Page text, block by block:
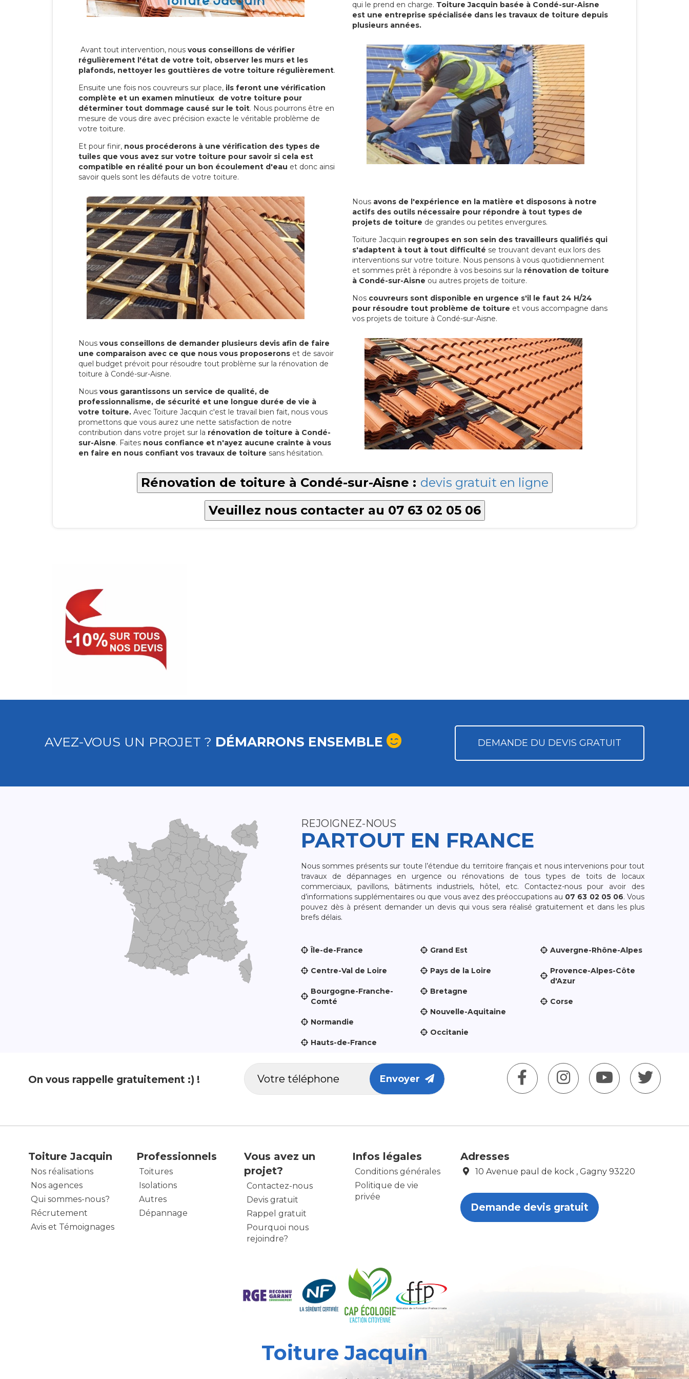
qui le prend en charge. Toiture Jacquin basée à Condé-sur-Aisne
est une entreprise spécialisée dans les travaux de toiture depuis
plusieurs années.
Avant tout intervention, nous vous conseillons de vérifier
régulièrement l'état de votre toit, observer les murs et les
plafonds, nettoyer les gouttières de votre toiture régulièrement.
Ensuite une fois nos couvreurs sur place, ils feront une vérification
complète et un examen minutieux de votre toiture pour
déterminer tout dommage causé sur le toit. Nous pourrons être en
mesure de vous dire avec précision exacte le véritable problème de
votre toiture.
Et pour finir, nous procéderons à une vérification des types de
tuiles que vous avez sur votre toiture pour savoir si cela est
compatible en réalité pour un bon écoulement d'eau et donc ainsi
savoir quels sont les défauts de votre toiture.
Nous avons de l'expérience en la matière et disposons à notre
actifs des outils nécessaire pour répondre à tout types de
projets de toiture de grandes ou petites envergures.
Toiture Jacquin regroupes en son sein des travailleurs qualifiés qui
s'adaptent à tout à tout difficulté se trouvant devant eux lors des
interventions sur votre toiture. Nous pensons à vous quotidiennement
et sommes prêt à répondre à vos besoins sur la rénovation de toiture
à Condé-sur-Aisne ou autres projets de toiture.
Nos couvreurs sont disponible en urgence s'il le faut 24 H/24
pour résoudre tout problème de toiture et vous accompagne dans
vos projets de toiture à Condé-sur-Aisne.
Nous vous conseillons de demander plusieurs devis afin de faire
une comparaison avec ce que nous vous proposerons et de savoir
quel budget prévoit pour résoudre tout problème sur la rénovation de
toiture à Condé-sur-Aisne.
Nous vous garantissons un service de qualité, de
professionnalisme, de sécurité et une longue durée de vie à
votre toiture. Avec Toiture Jacquin c'est le travail bien fait, nous vous
promettons que vous aurez une nette satisfaction de notre
contribution dans votre projet sur la rénovation de toiture à Condé-
sur-Aisne. Faites nous confiance et n'ayez aucune crainte à vous
en faire en nous confiant vos travaux de toiture sans hésitation.
Rénovation de toiture à Condé-sur-Aisne : devis gratuit en ligne
Veuillez nous contacter au 07 63 02 05 06
AVEZ-VOUS UN PROJET ? DÉMARRONS ENSEMBLE DEMANDE DU DEVIS GRATUIT
REJOIGNEZ-NOUS
PARTOUT EN FRANCE
Nous sommes présents sur toute l’étendue du territoire français et nous intervenions pour tout
travaux de dépannages en urgence ou rénovations de tous types de toits de locaux
commerciaux, pavillons, bâtiments industriels, hôtel, etc. Contactez-nous pour avoir des
d’informations supplémentaires ou que vous avez des préoccupations au 07 63 02 05 06. Vous
pouvez dès à présent demander un devis qui vous sera réalisé gratuitement et dans les plus
brefs délais.
Île-de-France
Centre-Val de Loire
Bourgogne-Franche-
Comté
Normandie
Hauts-de-France
Grand Est
Pays de la Loire
Bretagne
Nouvelle-Aquitaine
Occitanie
Auvergne-Rhône-Alpes
Provence-Alpes-Côte
d'Azur
Corse
On vous rappelle gratuitement :) ! Envoyer
Toiture Jacquin
Nos réalisations
Nos agences
Qui sommes-nous?
Récrutement
Avis et Témoignages
Professionnels
Toitures
Isolations
Autres
Dépannage
Vous avez un
projet?
Contactez-nous
Devis gratuit
Rappel gratuit
Pourquoi nous
rejoindre?
Infos légales
Conditions générales
Politique de vie
privée
Adresses
10 Avenue paul de kock , Gagny 93220
Demande devis gratuit
Toiture Jacquin